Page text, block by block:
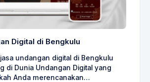
Digital di Bengkulu
undangan digital di Bengkulu
di Dunia Undangan Digital yang
Anda merencanakan…